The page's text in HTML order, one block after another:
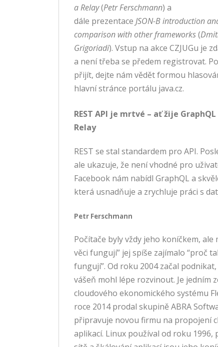
a Relay(Petr Ferschmann) a
dále prezentace JSON-B introduction
comparison with other frameworks(
Grigoriadi). Vstup na akce CZJUGu je
a není třeba se předem registrovat.
přijít, dejte nám vědět formou
hlavní stránce portálu java.cz.
REST API je mrtvé – ať žije GraphQL
Relay
REST se stal standardem pro API.
ale ukazuje, že není vhodné pro
Facebook nám nabídl GraphQL a
která usnadňuje a zrychluje práci s
Petr Ferschmann
Počítače byly vždy jeho koníčkem, ale
věci fungují” jej spíše zajímalo “proč
fungují”. Od roku 2004 začal
vášeň mohl lépe rozvinout. Je jedním
cloudového ekonomického systému
roce 2014 prodal skupině ABRA
připravuje novou firmu na propojení
aplikací. Linux používal od roku 1996,